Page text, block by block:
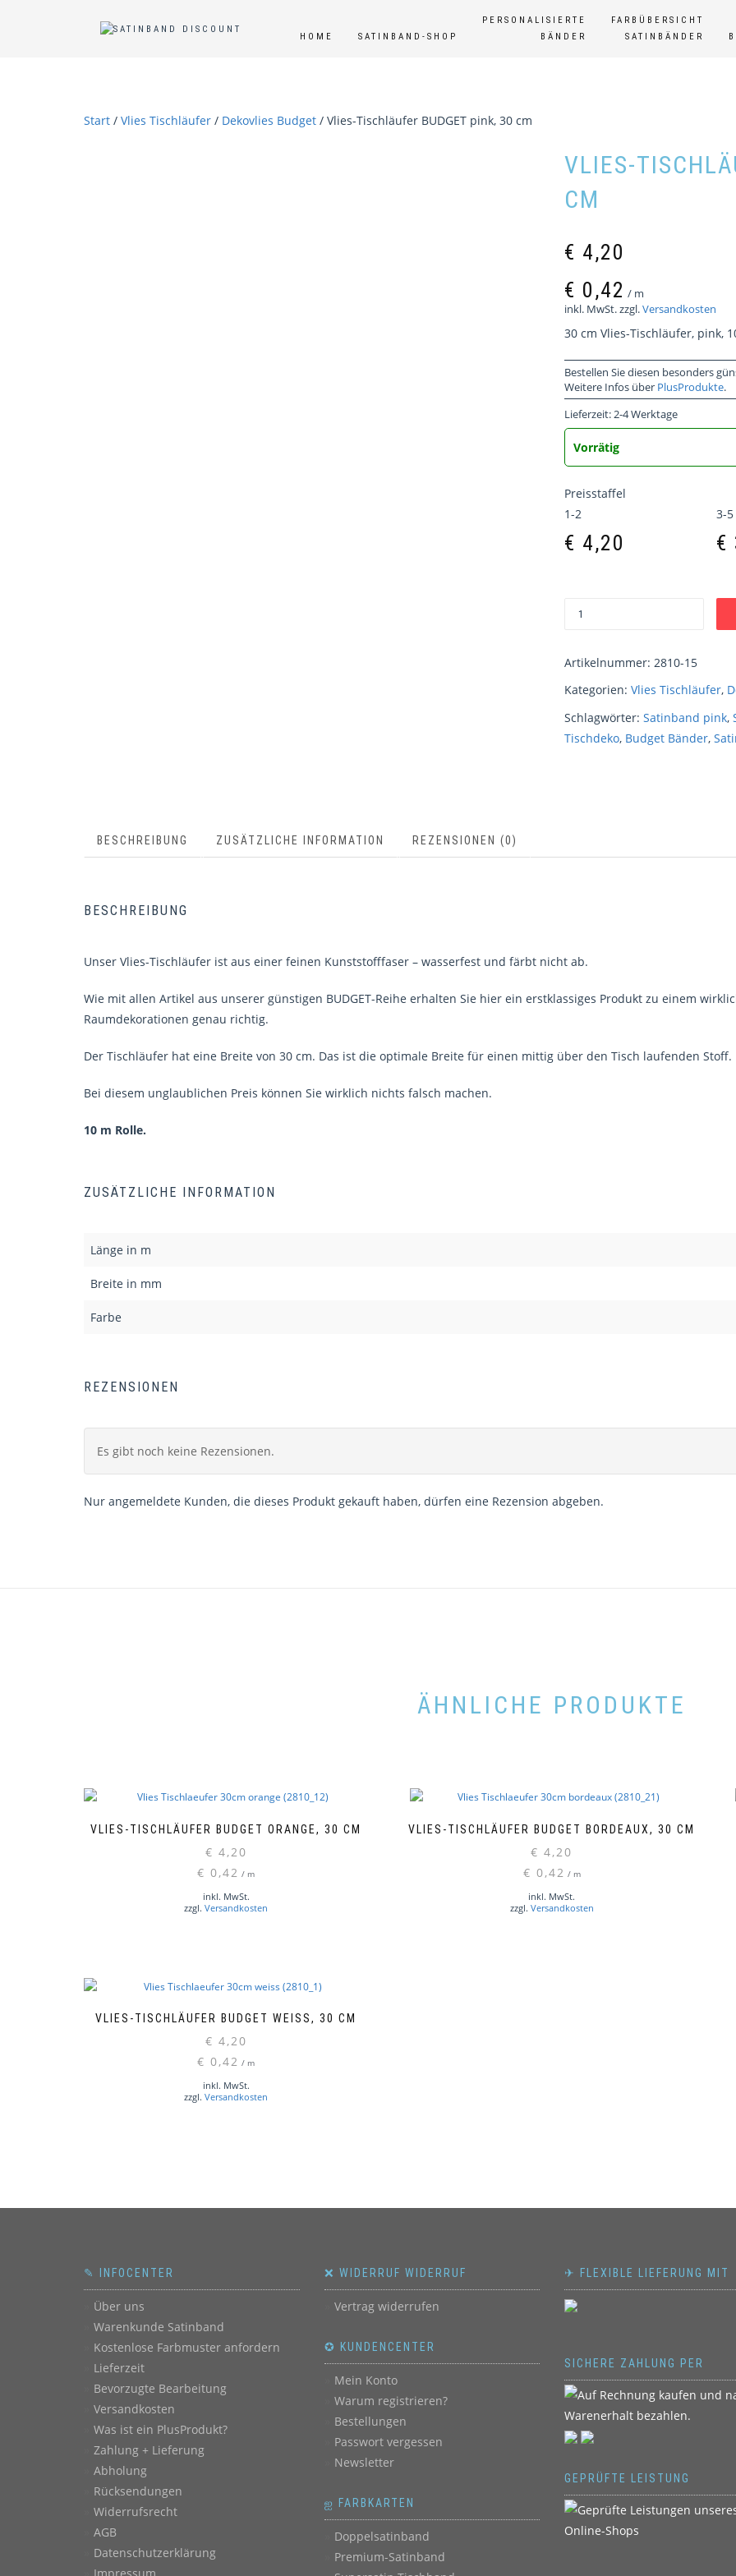
HOME SATINBAND-SHOP
PERSONALISIERTE
BÄNDER
FARBÜBERSICHT
SATINBÄNDER
Start / Vlies Tischläufer / Dekovlies Budget / Vlies-Tischläufer BUDGET pink, 30 cm
VLIES-
CM
€ 4,20
€ 0,42 / m
inkl. MwSt.zzgl.Versandkosten
30 cm Vlies-Tischläufer, pink,
Bestellen Sie diesen besonders
Weitere Infos über PlusProdukte.
Lieferzeit:2-4 Werktage
Vorrätig
Preisstaffel
1-2
3-5
€ 4,20 €
Artikelnummer: 2810-15
Kategorien: Vlies Tischläufer,
Schlagwörter: Satinband pink,
Tischdeko, Budget Bänder,
BESCHREIBUNG ZUSÄTZLICHE INFORMATION REZENSIONEN (0)
BESCHREIBUNG
Unser Vlies-Tischläufer ist aus einer feinen Kunststofffaser – wasserfest und färbt nicht ab.
Wie mit allen Artikel aus unserer günstigen BUDGET-Reihe erhalten Sie hier ein erstklassiges Produkt zu einem
Raumdekorationen genau richtig.
Der Tischläufer hat eine Breite von 30 cm. Das ist die optimale Breite für einen mittig über den Tisch laufenden Stoff.
Bei diesem unglaublichen Preis können Sie wirklich nichts falsch machen.
10 m Rolle.
ZUSÄTZLICHE INFORMATION
Länge in m
Breite in mm
Farbe
REZENSIONEN
Es gibt noch keine Rezensionen.
Nur angemeldete Kunden, die dieses Produkt gekauft haben, dürfen eine Rezension abgeben.
ÄHNLICHE PRODUKTE
VLIES-TISCHLÄUFER BUDGET ORANGE, 30 CM
€ 4,20
€ 0,42 / m
inkl. MwSt.
zzgl.Versandkosten
VLIES-TISCHLÄUFER BUDGET BORDEAUX, 30 CM
€ 4,20
€ 0,42 / m
inkl. MwSt.
zzgl. Versandkosten
VLIES-TISCHLÄUFER BUDGET WEISS, 30 CM
€ 4,20
€ 0,42 / m
inkl. MwSt.
zzgl.Versandkosten
✎ INFOCENTER
Über uns
Warenkunde Satinband
Kostenlose Farbmuster anfordern
Lieferzeit
Bevorzugte Bearbeitung
Versandkosten
Was ist ein PlusProdukt?
Zahlung + Lieferung
Abholung
Rücksendungen
Widerrufsrecht
AGB
Datenschutzerklärung
❌ WIDERRUF WIDERRUF
Vertrag widerrufen
✪ KUNDENCENTER
Mein Konto
Warum registrieren?
Bestellungen
Passwort vergessen
Newsletter
ஐ FARBKARTEN
Doppelsatinband
Premium-Satinband
✈ FLEXIBLE LIEFERUNG MIT
SICHERE ZAHLUNG PER
GEPRÜFTE LEISTUNG